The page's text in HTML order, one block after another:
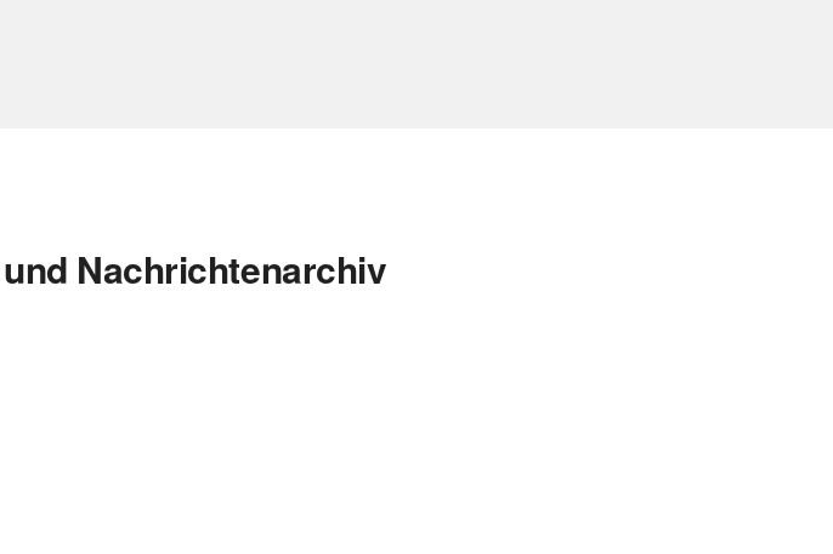
Nachrichtenarchiv